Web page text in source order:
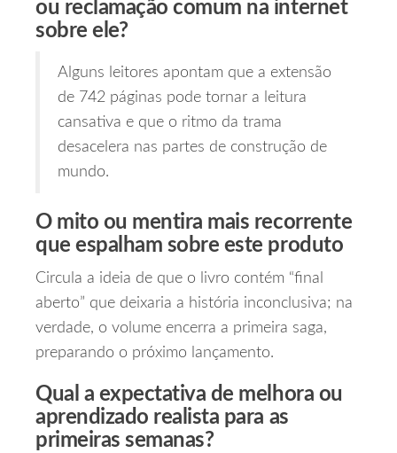
ou reclamação comum na internet
sobre ele?
Alguns leitores apontam que a extensão
de 742 páginas pode tornar a leitura
cansativa e que o ritmo da trama
desacelera nas partes de construção de
mundo.
O mito ou mentira mais recorrente
que espalham sobre este produto
Circula a ideia de que o livro contém “final
aberto” que deixaria a história inconclusiva; na
verdade, o volume encerra a primeira saga,
preparando o próximo lançamento.
Qual a expectativa de melhora ou
aprendizado realista para as
primeiras semanas?